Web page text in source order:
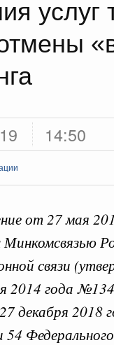
14:50
от 27 мая
связи
2014 года
декабря 2018
к
в раздел "Поиск по
четверг
Инновации